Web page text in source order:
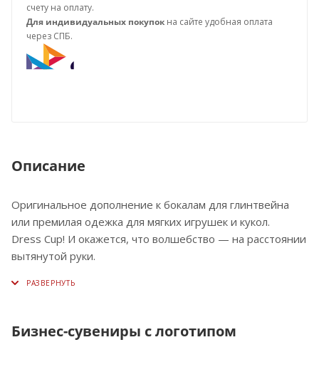
счету на оплату.
Для индивидуальных покупок на сайте удобная оплата
через СПБ.
Описание
Оригинальное дополнение к бокалам для глинтвейна
или премилая одежка для мягких игрушек и кукол.
Dress Cup! И окажется, что волшебство — на расстоянии
вытянутой руки.
Бизнес-сувениры с логотипом